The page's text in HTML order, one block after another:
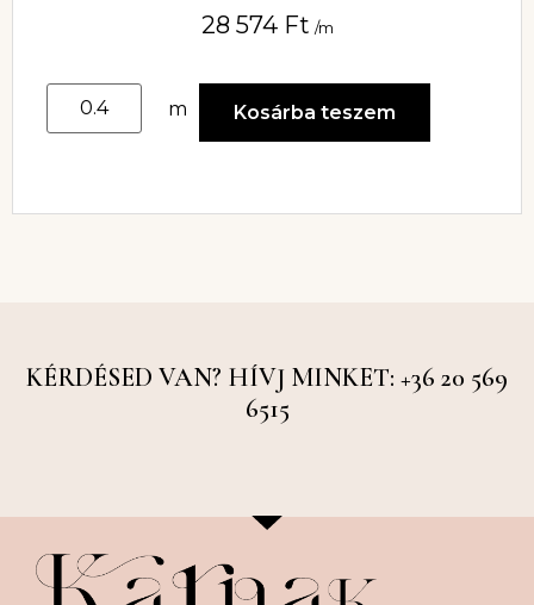
MINTÁVAL
28 574 Ft /m
m Kosárba teszem
KÉRDÉSED VAN? HÍVJ MINKET: +36 20 569
6515